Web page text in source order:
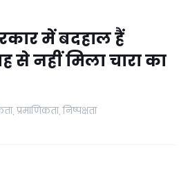
में बदहाल हैं
से नहीं मिला चारा का
प्रमाणिकता, निष्पक्षता